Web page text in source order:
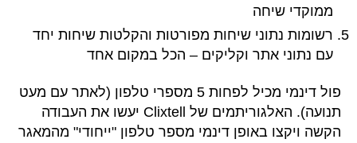
ממוקדי שיחה
רשומות נתוני שיחות מפורטות והקלטות שיחות יחד
עם נתוני אתר וקליקים – הכל במקום אחד
פול דינמי מכיל לפחות 5 מספרי טלפון (לאתר עם מעט
תנועה). האלגוריתמים של Clixtell יעשו את העבודה
הקשה ויקצו באופן דינמי מספר טלפון "ייחודי" מהמאגר